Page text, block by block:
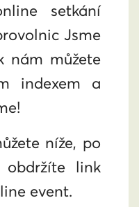
setkání
Jsme
nám můžete
indexem a
níže, po
link
event.